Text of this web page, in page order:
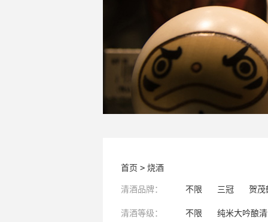
首页 > 烧酒
清酒品牌： 不限 三冠 贺茂
清酒等级： 不限 纯米大吟酿